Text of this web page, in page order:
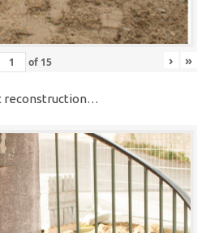
of 15 › »
reconstruction…